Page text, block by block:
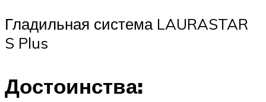
Гладильная система LAURASTAR
S Plus
Достоинства: